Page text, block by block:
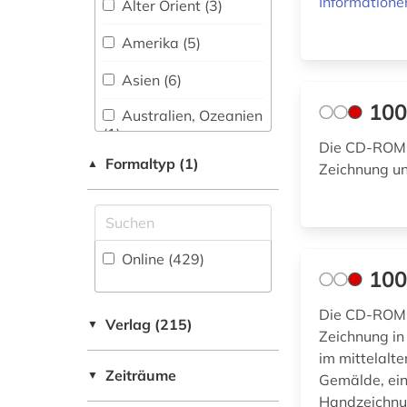
Musikwissenschaft
(57)
Natur- und
Umweltschutz (3)
Pädagogik (39)
Physik (10)
Rechtswissenschaft
Romanistik (42)
alte nationalgalerie
(2)
altertum (5)
altertumswissenschaft
altertumswissenschaften
(2)
altes buch (3)
altes ägypten (1)
altgermanistik (1)
altstadtsanierung
(1)
Alter Orient (3)
Amerika (5)
Asien (6)
Australien, Ozeanien
(1)
Baden-
Wuerttemberg (3)
Baltikum (1)
Bayern (12)
Berlin (3)
Bosnien-
▲ Formaltyp (1)
Online (429)
▼ Verlag (215)
▼ Zeiträume
Die CD-
Zeichnung
Die CD-
Zeichnung
im
Gemälde,